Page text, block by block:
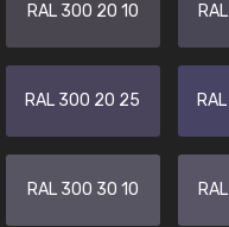
RAL 300 20 10
RAL 300 20 25
RAL 300 30 10